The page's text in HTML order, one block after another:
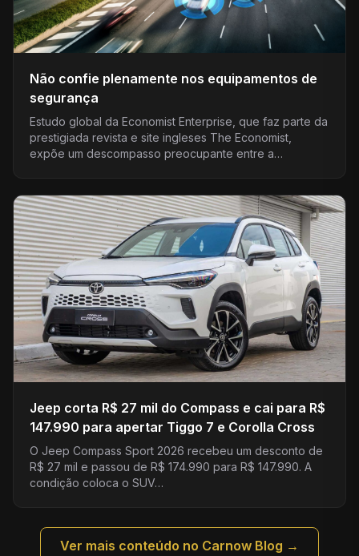
Não confie plenamente nos equipamentos de
segurança
Estudo global da Economist Enterprise, que faz parte da
prestigiada revista e site ingleses The Economist,
expõe um descompasso preocupante entre a
Jeep corta R$ 27 mil do Compass e cai para R$
147.990 para apertar Tiggo 7 e Corolla Cross
O Jeep Compass Sport 2026 recebeu um desconto de
R$ 27 mil e passou de R$ 174.990 para R$ 147.990. A
condição coloca o SUV…
Ver mais conteúdo no Carnow Blog →